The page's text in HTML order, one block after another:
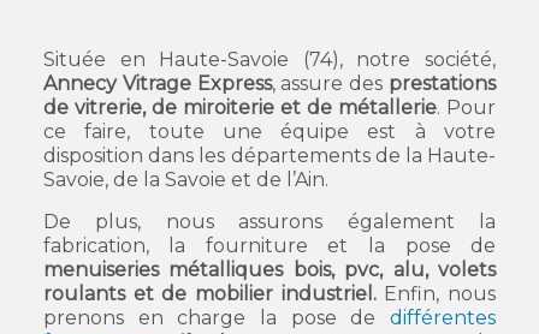
Située en Haute-Savoie (74), notre société,
Annecy Vitrage Express, assure des prestations
de vitrerie, de miroiterie et de métallerie. Pour
ce faire, toute une équipe est à votre
disposition dans les départements de la Haute-
Savoie, de la Savoie et de l’Ain.
De plus, nous assurons également la
fabrication, la fourniture et la pose de
menuiseries métalliques bois, pvc, alu, volets
roulants et de mobilier industriel.Enfin, nous
prenons en charge la pose de différentes